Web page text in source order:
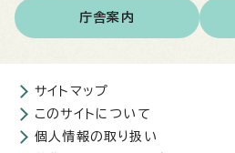
庁舎案内
サイトマップ
このサイトについて
個人情報の取り扱い